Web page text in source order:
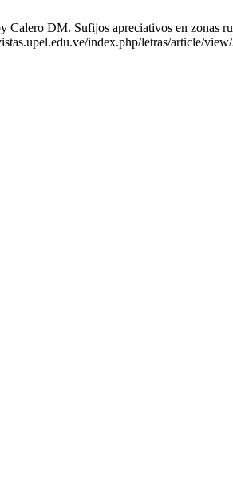
Calero DM. Sufijos apreciativos en zonas
index.php/letras/article/